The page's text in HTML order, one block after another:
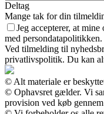
Deltag
Mange tak for din
Jeg accepterer, at
med persondatapolitikken.
Ved tilmelding til
privatlivspolitik. Du kan
© Alt materiale er
© Ophavsret gælder. Vi
provision ved køb